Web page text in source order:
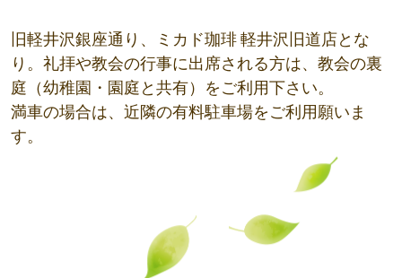
旧軽井沢銀座通り、ミカド珈琲 軽井沢旧道店とな
り。礼拝や教会の行事に出席される方は、教会の裏
庭（幼稚園・園庭と共有）をご利用下さい。
満車の場合は、近隣の有料駐車場をご利用願いま
す。